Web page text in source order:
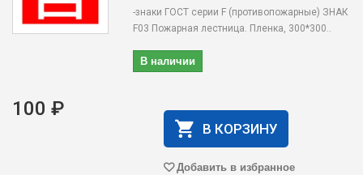
-знаки ГОСТ серии F (противопожарные) ЗНАК
F03 Пожарная лестница. Пленка, 300*300..
В наличии
100 ₽
В КОРЗИНУ
Добавить в избранное